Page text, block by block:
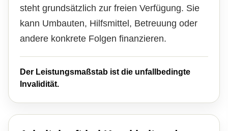
steht grundsätzlich zur freien Verfügung. Sie
kann Umbauten, Hilfsmittel, Betreuung oder
andere konkrete Folgen finanzieren.
Der Leistungsmaßstab ist die unfallbedingte
Invalidität.